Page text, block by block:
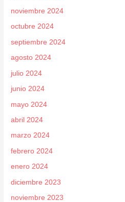
noviembre 2024
octubre 2024
septiembre 2024
agosto 2024
julio 2024
junio 2024
mayo 2024
abril 2024
marzo 2024
febrero 2024
enero 2024
diciembre 2023
noviembre 2023